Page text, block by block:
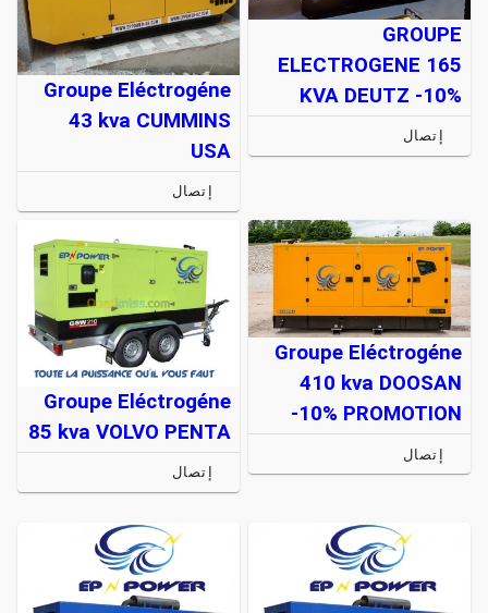
GROUPE
ELECTROGENE 165
KVA DEUTZ -10%
إتصال
Groupe Eléctrogéne
43 kva CUMMINS
USA
إتصال
Groupe Eléctrogéne
410 kva DOOSAN
-10% PROMOTION
إتصال
Groupe Eléctrogéne
85 kva VOLVO PENTA
إتصال